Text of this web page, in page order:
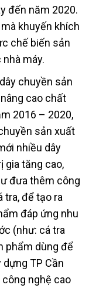
đến năm 2020.
khuyến khích
chế biến sản
máy.
chuyền sản
cao chất
2016 – 2020,
sản xuất
nhiều dây
gia tăng cao,
đưa thêm công
tra, để tạo ra
đáp ứng nhu
(như: cá tra
phẩm dùng để
TP Cần
nghệ cao